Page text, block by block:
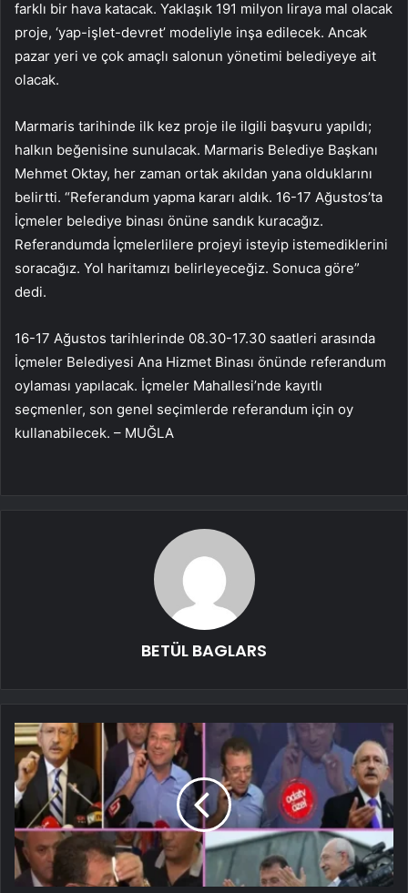
farklı bir hava katacak. Yaklaşık 191 milyon liraya mal olacak
proje, ‘yap-işlet-devret’ modeliyle inşa edilecek. Ancak
pazar yeri ve çok amaçlı salonun yönetimi belediyeye ait
olacak.
Marmaris tarihinde ilk kez proje ile ilgili başvuru yapıldı;
halkın beğenisine sunulacak. Marmaris Belediye Başkanı
Mehmet Oktay, her zaman ortak akıldan yana olduklarını
belirtti. “Referandum yapma kararı aldık. 16-17 Ağustos’ta
İçmeler belediye binası önüne sandık kuracağız.
Referandumda İçmelerlilere projeyi isteyip istemediklerini
soracağız. Yol haritamızı belirleyeceğiz. Sonuca göre”
dedi.
16-17 Ağustos tarihlerinde 08.30-17.30 saatleri arasında
İçmeler Belediyesi Ana Hizmet Binası önünde referandum
oylaması yapılacak. İçmeler Mahallesi’nde kayıtlı
seçmenler, son genel seçimlerde referandum için oy
kullanabilecek. – MUĞLA
BETÜL BAGLARS